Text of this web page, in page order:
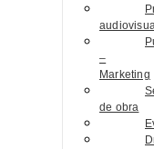
–
Marketing
de obra